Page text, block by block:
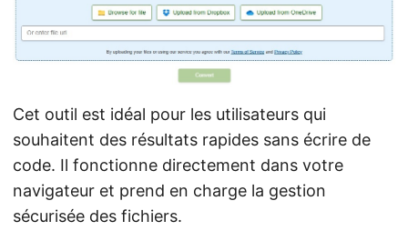
Cet outil est idéal pour les utilisateurs qui
souhaitent des résultats rapides sans écrire de
code. Il fonctionne directement dans votre
navigateur et prend en charge la gestion
sécurisée des fichiers.